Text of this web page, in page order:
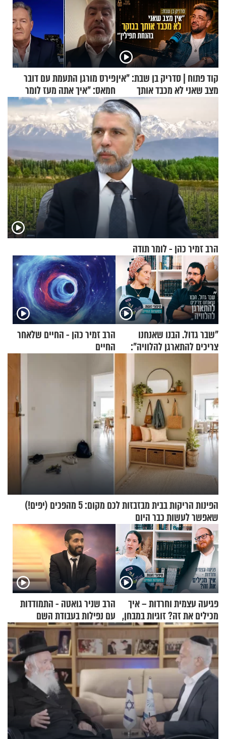
קוד פתוח | סדריק בן שבת: "אין
מצב שאני לא מכבד אותך
בבוקר בהנחת תפילין"
פירס מורגן התעמת עם דובר
חמאס: "איך אתה מעז לומר
שלא ביצעתם פשעי מלחמה?!"
הרב זמיר כהן - לומר תודה
"שבר גדול. הבנו שאנחנו
צריכים להתארגן להלוויה":
וגד דנינו
הרב זמיר כהן - החיים שלאחר
החיים
הפינות הריקות בבית מבזבזות לכם מקום: 5 מהפכים (יפים!)
שאפשר לעשות כבר היום
פגיעה עצמית וחרדות – איך
מכילים את זה? זוגיות במבחן,
הפעם עם יהודית ואלתר כהן
הרב שניר גואטה - התמודדות
עם נפילות בעבודת השם